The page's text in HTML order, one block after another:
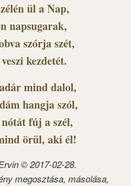
ül a Nap,
napsugarak,
szórja szét,
kezdetét.
mind dalol,
hangja szól,
fúj a szél,
örül, aki él!
© 2017-02-28.
megosztása, másolása,